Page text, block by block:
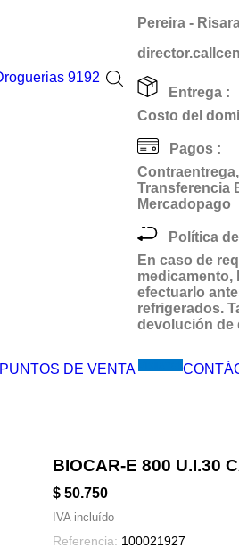
Pereira -
Entrega :
Costo del
Pagos :
Transferencia
Mercadopago
Política
En caso de
medicamento,
efectuarlo
refrigerados.
devolución de
PUNTOS DE VENTA
BIOCAR-E 800 U.I.30
$ 50.750
IVA incluído
Referencia: 100021927